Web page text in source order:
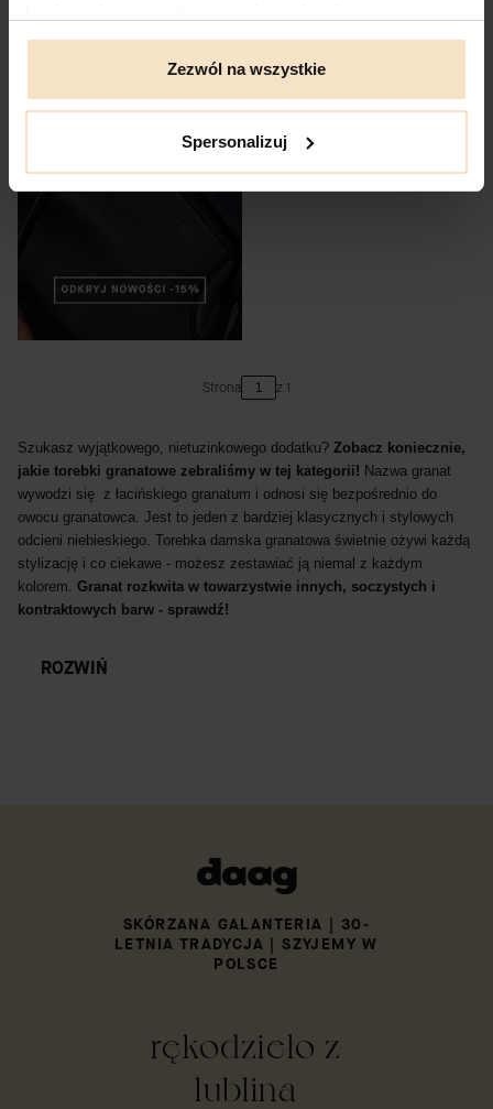
korzystania z ich usług.
Zezwól na wszystkie
Spersonalizuj
Strona z 1
Szukasz wyjątkowego, nietuzinkowego dodatku? Zobacz koniecznie,
jakie torebki granatowe zebraliśmy w tej kategorii! Nazwa granat
wywodzi się z łacińskiego granatum i odnosi się bezpośrednio do
owocu granatowca. Jest to jeden z bardziej klasycznych i stylowych
odcieni niebieskiego. Torebka damska granatowa świetnie ożywi każdą
stylizację i co ciekawe - możesz zestawiać ją niemal z każdym
kolorem. Granat rozkwita w towarzystwie innych, soczystych i
kontraktowych barw - sprawdź!
ROZWIŃ
SKÓRZANA GALANTERIA | 30-
LETNIA TRADYCJA | SZYJEMY W
POLSCE
rękodzieło z
lublina